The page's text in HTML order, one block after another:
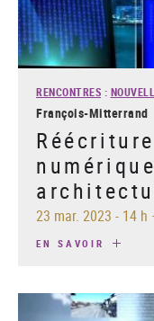
RENCONTRES :
François-Mitterrand
23 mar. 2023 - 14 h
EN SAVOIR